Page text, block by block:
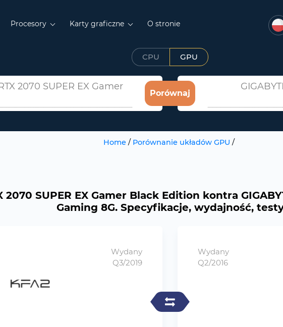
Procesory Karty graficzne O stronie
CPU GPU
2070 SUPER EX Gamer
Porównaj
Home / Porównanie układów GPU /
2070 SUPER EX Gamer Black Edition kontra
Gaming 8G. Specyfikacje, wydajność,
Wydany
Q3/2019
Wydany
Q2/2016